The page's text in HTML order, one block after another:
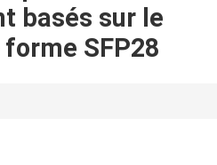
basés sur le
SFP28